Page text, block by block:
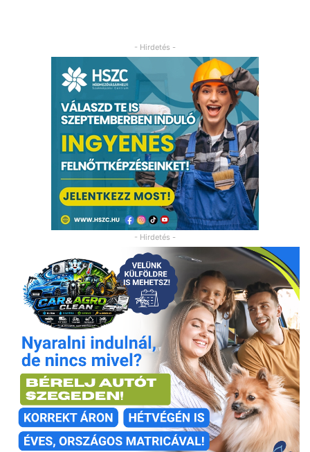
- Hirdetés -
- Hirdetés -